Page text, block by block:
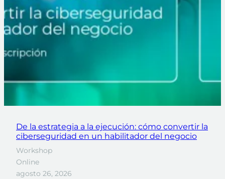
De la estrategia a la ejecución: cómo convertir la
ciberseguridad en un habilitador del negocio
Workshop
Online
agosto 26, 2026